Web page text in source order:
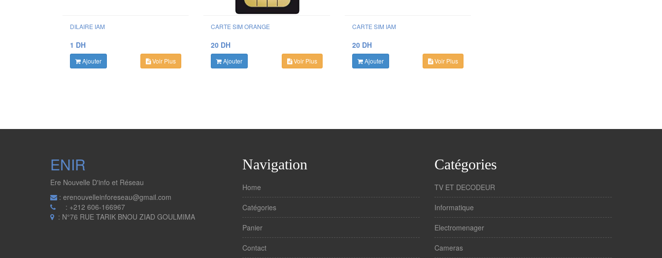
DILAIRE IAM
1 DH
Ajouter Voir Plus
CARTE SIM ORANGE
20 DH
Ajouter Voir Plus
CARTE SIM IAM
20 DH
Ajouter Voir Plus
ENIR
Ere Nouvelle D'info et Réseau
: erenouvelleinforeseau@gmail.com
: +212 606-166967
: N°76 RUE TARIK BNOU ZIAD GOULMIMA
Navigation
Home
Catégories
Panier
Contact
Catégories
TV ET DECODEUR
Informatique
Electromenager
Cameras